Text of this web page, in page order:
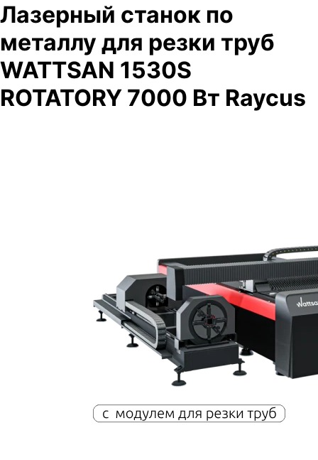
Лазерный станок по
металлу для резки труб
WATTSAN 1530S
ROTATORY 7000 Вт Raycus